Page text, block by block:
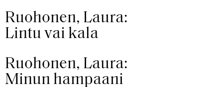
Ruohonen, Laura:
Lintu vai kala
Ruohonen, Laura:
Minun hampaani